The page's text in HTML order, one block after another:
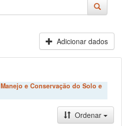
Adicionar dados
Manejo e Conservação do Solo e
Ordenar